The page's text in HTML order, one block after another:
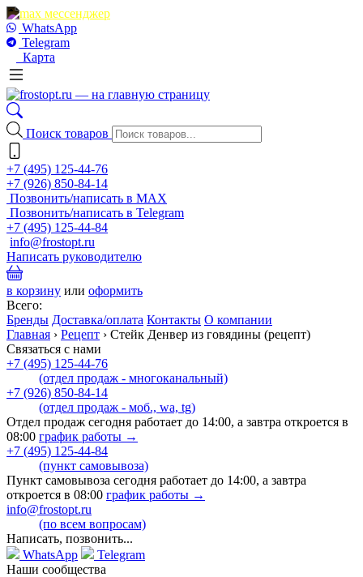
WhatsApp
Telegram
Карта
Поиск товаров
+7 (495) 125-44-76
+7 (926) 850-84-14
Позвонить/написать в MAX
Позвонить/написать в Telegram
+7 (495) 125-44-84
info@frostopt.ru
Написать руководителю
в корзину или оформить
Всего:
Бренды Доставка/оплата Контакты О компании
Главная › Рецепт › Стейк Денвер из говядины (рецепт)
Связаться с нами
+7 (495) 125-44-76
(отдел продаж - многоканальный)
+7 (926) 850-84-14
(отдел продаж - моб., wa, tg)
Отдел продаж сегодня работает до 14:00, а завтра откроется в
08:00 график работы →
+7 (495) 125-44-84
(пункт самовывоза)
Пункт самовывоза сегодня работает до 14:00, а завтра
откроется в 08:00 график работы →
info@frostopt.ru
(по всем вопросам)
Написать, позвонить...
WhatsApp
Telegram
Наши сообщества